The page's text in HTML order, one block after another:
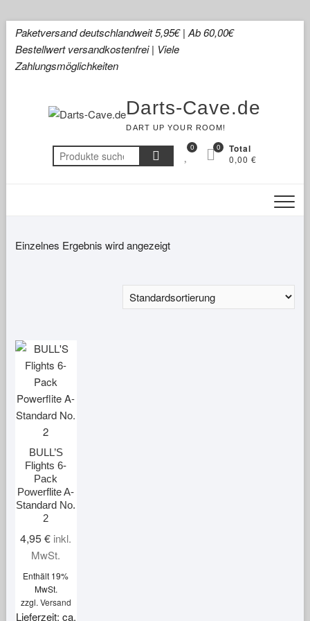
Skip
content
Paketversand deutschlandweit 5,95€ | Ab 60,00€
Bestellwert versandkostenfrei | Viele
Zahlungsmöglichkeiten
Darts-Cave.de
DART UP YOUR ROOM!
Suchen
nach:
0 Total
0,00 €
0
Einzelnes Ergebnis wird angezeigt
BULL’S
Flights 6-
Pack
Powerflite A-
Standard No.
2
4,95€ inkl.
MwSt.
Enthält 19%
MwSt.
zzgl. Versand
Lieferzeit: ca.